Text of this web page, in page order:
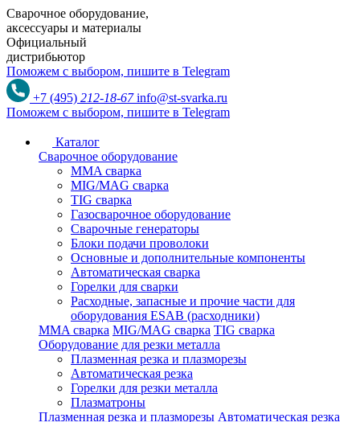
Сварочное оборудование,
аксессуары и материалы
Официальный
дистрибьютор
Поможем с выбором, пишите в Telegram
+7 (495) 212-18-67 info@st-svarka.ru
Поможем с выбором, пишите в Telegram
Каталог
Сварочное оборудование
MMA сварка
MIG/MAG сварка
TIG сварка
Газосварочное оборудование
Сварочные генераторы
Блоки подачи проволоки
Основные и дополнительные компоненты
Автоматическая сварка
Горелки для сварки
Расходные, запасные и прочие части для
оборудования ESAB (расходники)
MMA сварка MIG/MAG сварка TIG сварка
Оборудование для резки металла
Плазменная резка и плазморезы
Автоматическая резка
Горелки для резки металла
Плазматроны
Плазменная резка и плазморезы Автоматическая резка